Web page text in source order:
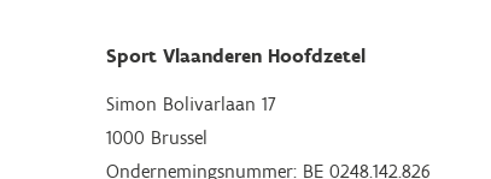
Sport Vlaanderen Hoofdzetel
Simon Bolivarlaan 17
1000 Brussel
Ondernemingsnummer: BE 0248.142.826